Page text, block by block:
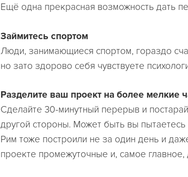
Ещё одна прекрасная возможность дать
Займитесь спортом
Люди, занимающиеся спортом, гораздо
но зато здорово себя чувствуете
Разделите ваш проект на более мелкие
Сделайте 30-минутный перерыв и
другой стороны. Может быть вы пытаетесь
Рим тоже построили не за один день и
проекте промежуточные и, самое